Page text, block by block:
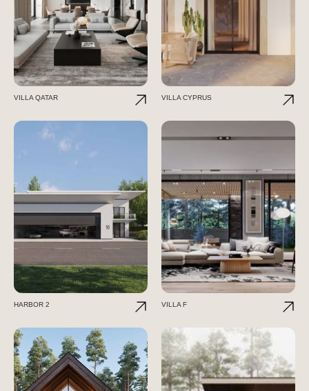
VILLA QATAR VILLA CYPRUS
HARBOR 2 VILLA F